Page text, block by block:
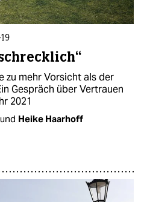
zu mehr Vorsicht als der
Gespräch über Vertrauen
2021
und Heike Haarhoff